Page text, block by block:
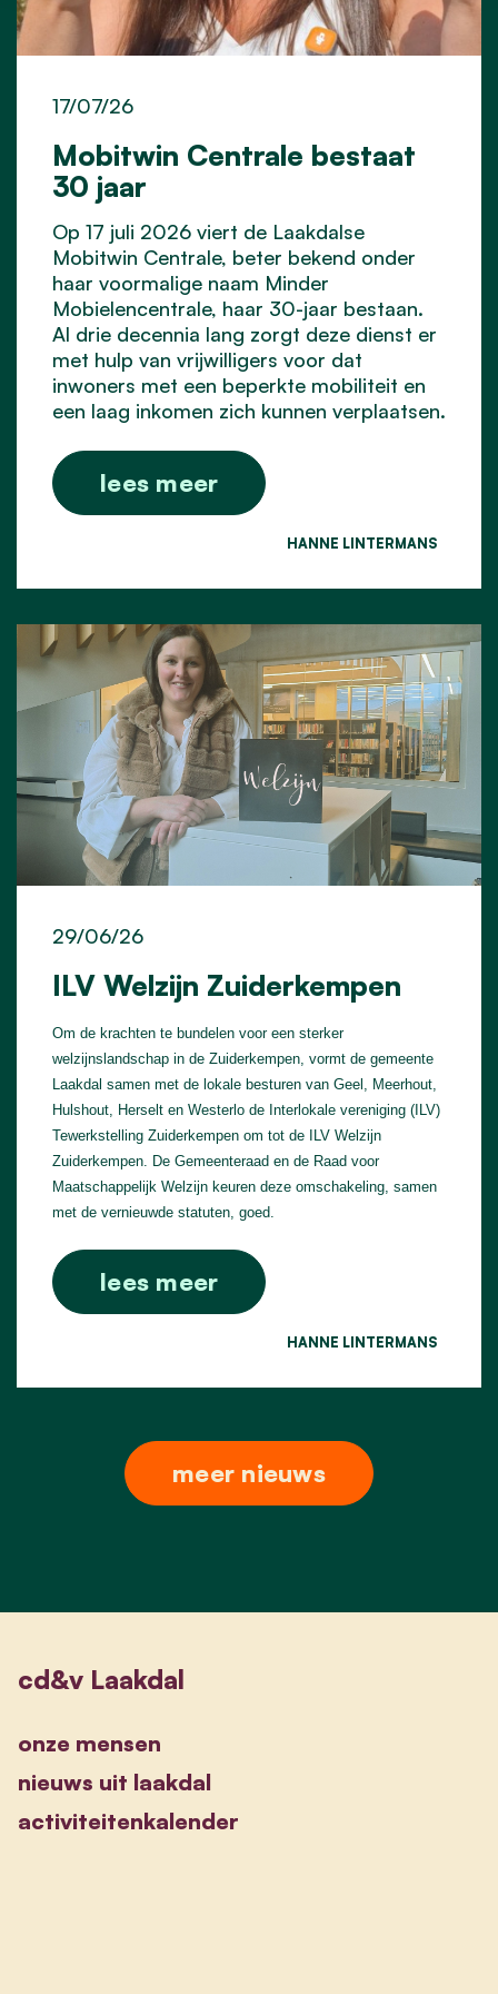
Mobitwin Centrale bestaat
30 jaar
17/07/26
Op 17 juli 2026 viert de Laakdalse
Mobitwin Centrale, beter bekend onder
haar voormalige naam Minder
Mobielencentrale, haar 30-jaar bestaan.
Al drie decennia lang zorgt deze dienst er
met hulp van vrijwilligers voor dat
inwoners met een beperkte mobiliteit en
een laag inkomen zich kunnen verplaatsen.
lees meer
HANNE LINTERMANS
ILV Welzijn Zuiderkempen
29/06/26
Om de krachten te bundelen voor een sterker
welzijnslandschap in de Zuiderkempen, vormt de gemeente
Laakdal samen met de lokale besturen van Geel, Meerhout,
Hulshout, Herselt en Westerlo de Interlokale vereniging (ILV)
Tewerkstelling Zuiderkempen om tot de ILV Welzijn
Zuiderkempen. De Gemeenteraad en de Raad voor
Maatschappelijk Welzijn keuren deze omschakeling, samen
met de vernieuwde statuten, goed.
lees meer
HANNE LINTERMANS
meer nieuws
cd&v Laakdal
onze mensen
nieuws uit laakdal
activiteitenkalender